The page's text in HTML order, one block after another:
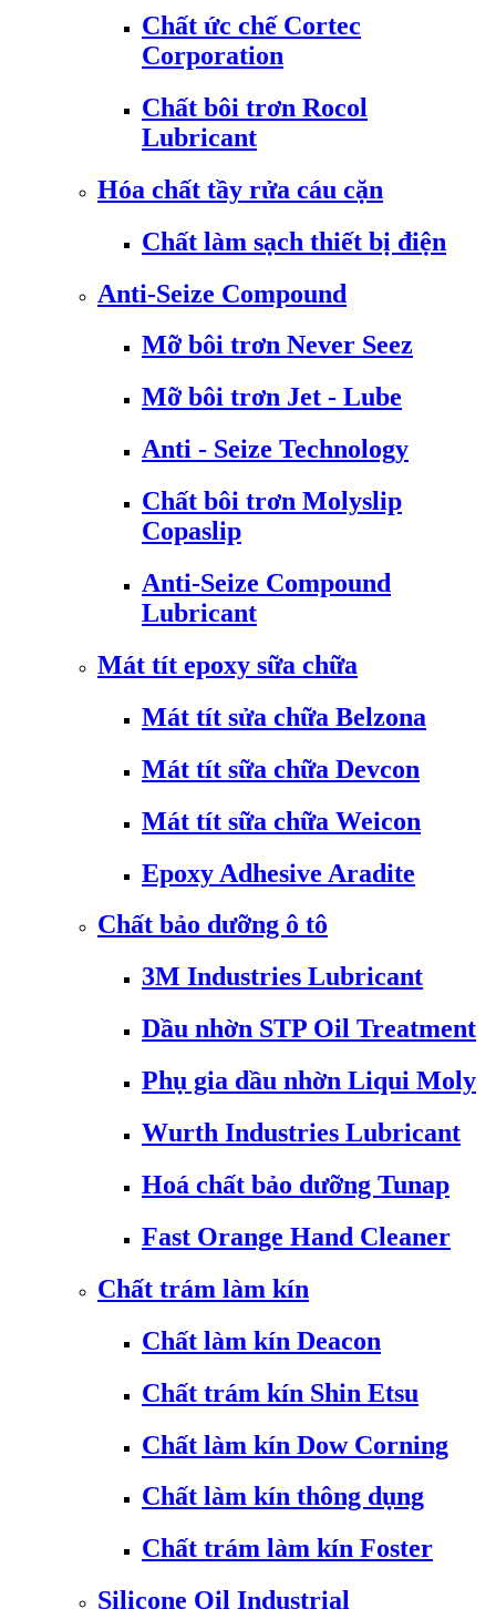
Chất ức chế Cortec
Corporation
Chất bôi trơn Rocol
Lubricant
Hóa chất tầy rửa cáu cặn
Chất làm sạch thiết bị điện
Anti-Seize Compound
Mỡ bôi trơn Never Seez
Mỡ bôi trơn Jet - Lube
Anti - Seize Technology
Chất bôi trơn Molyslip
Copaslip
Anti-Seize Compound
Lubricant
Mát tít epoxy sữa chữa
Mát tít sửa chữa Belzona
Mát tít sữa chữa Devcon
Mát tít sữa chữa Weicon
Epoxy Adhesive Aradite
Chất bảo dưỡng ô tô
3M Industries Lubricant
Dầu nhờn STP Oil Treatment
Phụ gia dầu nhờn Liqui Moly
Wurth Industries Lubricant
Hoá chất bảo dưỡng Tunap
Fast Orange Hand Cleaner
Chất trám làm kín
Chất làm kín Deacon
Chất trám kín Shin Etsu
Chất làm kín Dow Corning
Chất làm kín thông dụng
Chất trám làm kín Foster
Silicone Oil Industrial